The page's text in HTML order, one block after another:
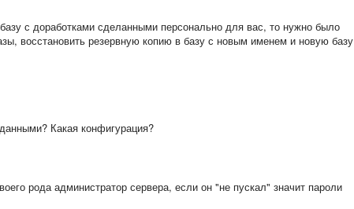
с доработками сделанными персонально для вас, то нужно было
восстановить резервную копию в базу с новым именем и новую базу
Какая конфигурация?
рода администратор сервера, если он "не пускал" значит пароли